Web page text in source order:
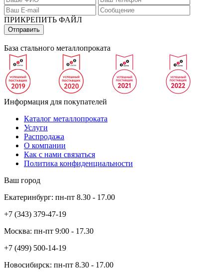
ПРИКРЕПИТЬ ФАЙЛ
База стального металлопроката
Информация для покупателей
Каталог металлопроката
Услуги
Распродажа
О компании
Как с нами связаться
Политика конфиденциальности
Ваш город
Екатеринбург: пн-пт 8.30 - 17.00
+7 (343) 379-47-19
Москва: пн-пт 9:00 - 17.30
+7 (499) 500-14-19
Новосибирск: пн-пт 8.30 - 17.00